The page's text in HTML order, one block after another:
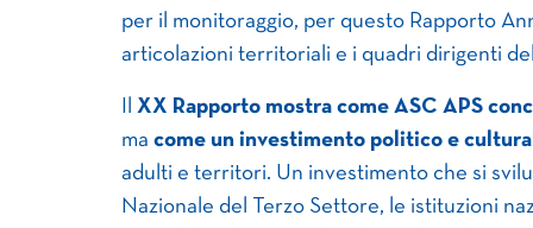
per il monitoraggio, per questo Rapporto
articolazioni territoriali e i quadri dirigenti
XX Rapporto mostra come ASC APS
ma come un investimento politico e
adulti e territori. Un investimento che si
Nazionale del Terzo Settore, le istituzioni